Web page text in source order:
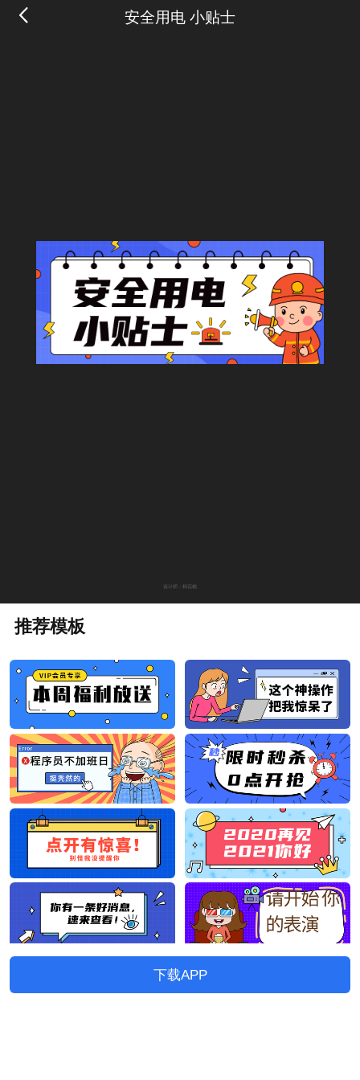
安全用电 小贴士
设计师：棉花糖
推荐模板
下载APP